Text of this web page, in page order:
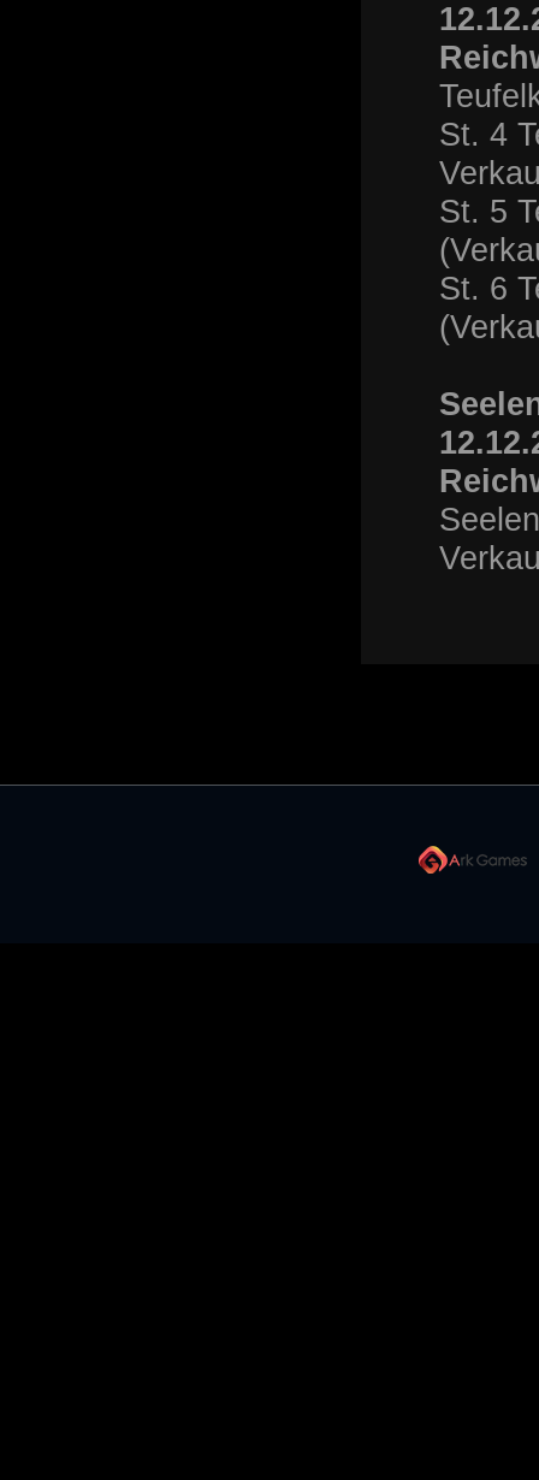
St. 4
St. 5
St. 6